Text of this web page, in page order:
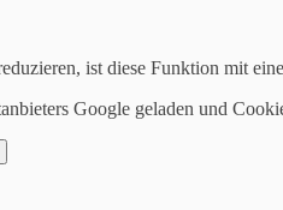
geht
ist diese Funktion mit
Google geladen und